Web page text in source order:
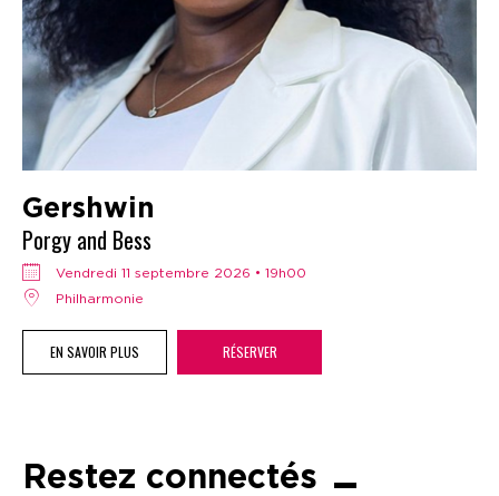
Gershwin
Porgy and Bess
vendredi 11 septembre 2026 • 19h00
Philharmonie
EN SAVOIR PLUS RÉSERVER
Restez connectés